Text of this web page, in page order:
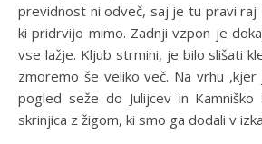
previdnost ni odveč, saj je tu pravi raj
ki pridrvijo mimo. Zadnji vzpon je
vse lažje. Kljub strmini, je bilo slišati
zmoremo še veliko več. Na vrhu ,kjer
pogled seže do Julijcev in Kamniško
skrinjica z žigom, ki smo ga dodali v